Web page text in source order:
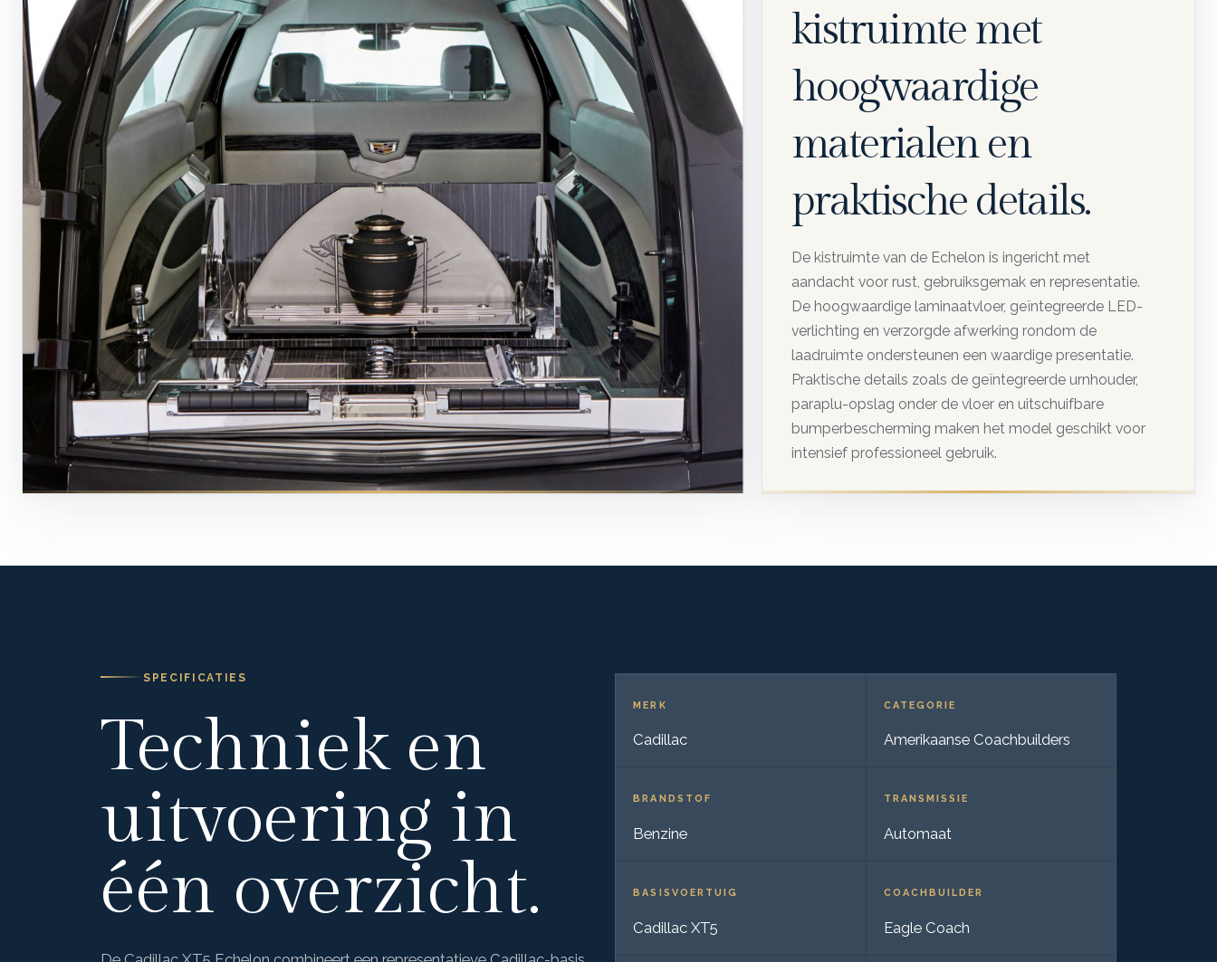
kistruimte met
hoogwaardige
materialen en
praktische details.
De kistruimte van de Echelon is ingericht met
aandacht voor rust, gebruiksgemak en representatie.
De hoogwaardige laminaatvloer, geïntegreerde LED-
verlichting en verzorgde afwerking rondom de
laadruimte ondersteunen een waardige presentatie.
Praktische details zoals de geïntegreerde urnhouder,
paraplu-opslag onder de vloer en uitschuifbare
bumperbescherming maken het model geschikt voor
intensief professioneel gebruik.
SPECIFICATIES
Techniek en
uitvoering in
één overzicht.
MERK
Cadillac
CATEGORIE
Amerikaanse Coachbuilders
BRANDSTOF
Benzine
TRANSMISSIE
Automaat
BASISVOERTUIG
Cadillac XT5
COACHBUILDER
Eagle Coach